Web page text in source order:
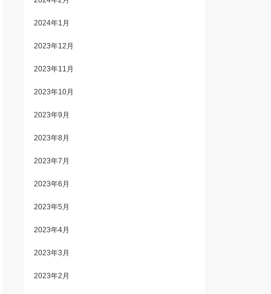
2024年1月
2023年12月
2023年11月
2023年10月
2023年9月
2023年8月
2023年7月
2023年6月
2023年5月
2023年4月
2023年3月
2023年2月